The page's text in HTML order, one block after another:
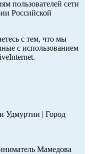
пользователей сети
Российской
с тем, что мы
с использованием
Удмуртии | Город
Мамедова